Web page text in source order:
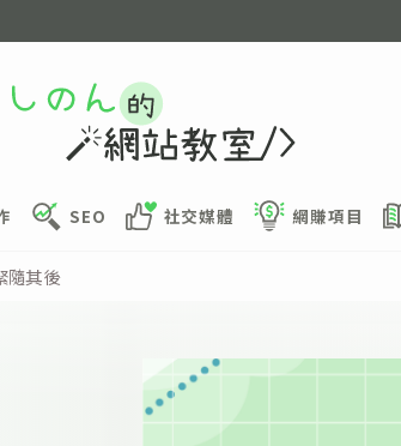
SEO 社交媒體 網賺項目
隨其後